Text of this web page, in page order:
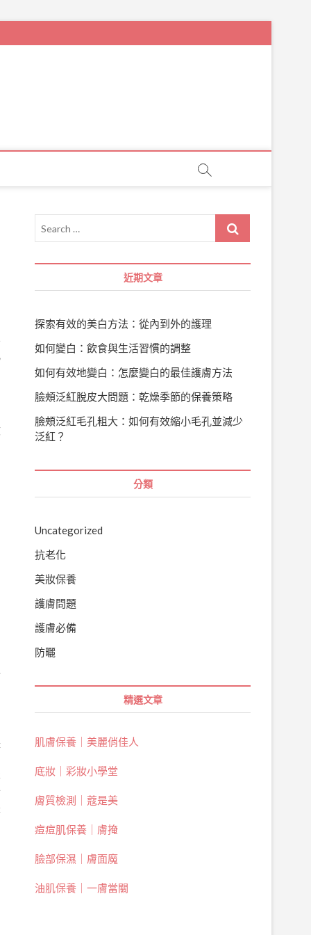
Search
近期文章
探索有效的美白方法：從內到外的護理
如何變白：飲食與生活習慣的調整
如何有效地變白：怎麼變白的最佳護膚方法
臉頰泛紅脫皮大問題：乾燥季節的保養策略
臉頰泛紅毛孔粗大：如何有效縮小毛孔並減少
泛紅？
分類
Uncategorized
抗老化
美妝保養
護膚問題
護膚必備
防曬
精選文章
肌膚保養｜美麗俏佳人
底妝｜彩妝小學堂
膚質檢測｜蔻是美
痘痘肌保養｜膚掩
臉部保濕｜膚面魔
油肌保養｜一膚當關